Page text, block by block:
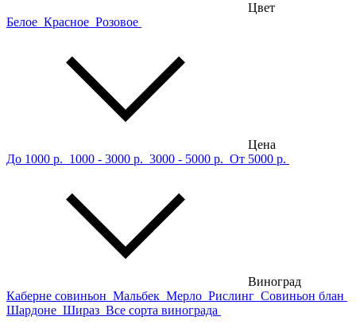
Цвет
Белое Красное Розовое
Цена
До 1000 р. 1000 - 3000 р. 3000 - 5000 р. От 5000 р.
Виноград
Каберне совиньон Мальбек Мерло Рислинг Совиньон блан
Шардоне Шираз Все сорта винограда